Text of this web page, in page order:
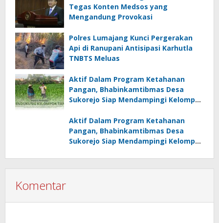
Tegas Konten Medsos yang
Mengandung Provokasi
Polres Lumajang Kunci Pergerakan
Api di Ranupani Antisipasi Karhutla
TNBTS Meluas
Aktif Dalam Program Ketahanan
Pangan, Bhabinkamtibmas Desa
Sukorejo Siap Mendampingi Kelompok
Aktif Dalam Program Ketahanan
Pangan, Bhabinkamtibmas Desa
Sukorejo Siap Mendampingi Kelompok
Komentar